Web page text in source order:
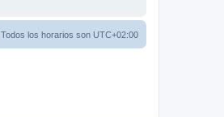
Todos los horarios son UTC+02:00